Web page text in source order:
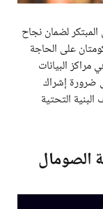
لضمان نجاح
على الحاجة
البيانات
ضرورة إشراك
التحتية